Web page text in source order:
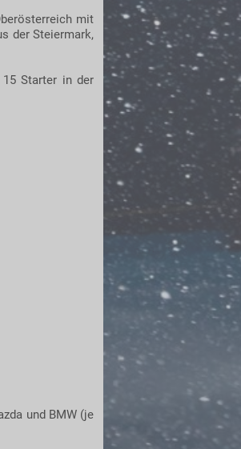
mit
der Steiermark,
15 Starter in der
und BMW (je